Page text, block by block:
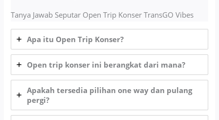
Tanya Jawab Seputar Open Trip Konser TransGO Vibes
Apa itu Open Trip Konser?
Open trip konser ini berangkat dari mana?
Apakah tersedia pilihan one way dan pulang
pergi?